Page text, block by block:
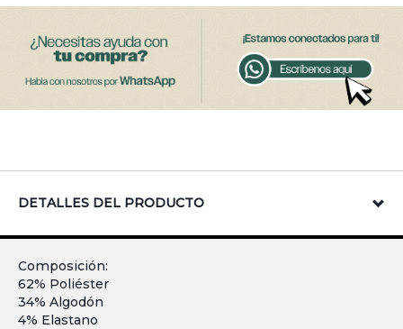
DETALLES DEL PRODUCTO
Composición:
62% Poliéster
34% Algodón
4% Elastano